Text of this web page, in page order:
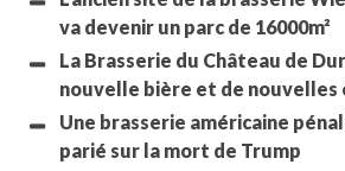
va devenir un parc de 16000m²
La Brasserie du Château de
nouvelle bière et de
Une brasserie américaine
parié sur la mort de Trump